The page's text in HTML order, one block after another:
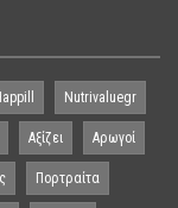
Nutrivaluegr
Αξίζει Αρωγοί
Πορτραίτα